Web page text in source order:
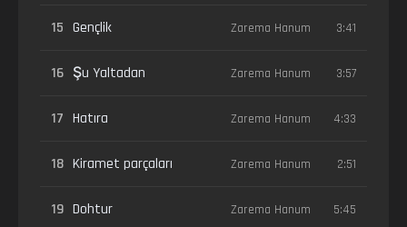
15 Gençlik Zarema Hanum 3:41
16 Şu Yaltadan Zarema Hanum 3:57
17 Hatıra Zarema Hanum 4:33
18 Kiramet parçaları Zarema Hanum 2:51
19 Dohtur Zarema Hanum 5:45